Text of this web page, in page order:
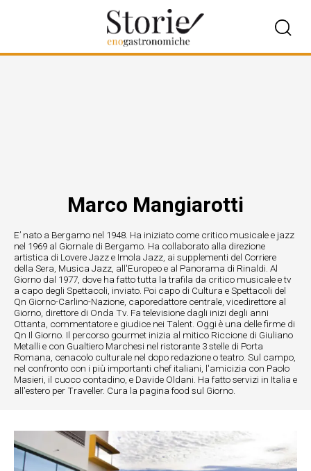
Marco Mangiarotti
E’ nato a Bergamo nel 1948. Ha iniziato come critico musicale e jazz
nel 1969 al Giornale di Bergamo. Ha collaborato alla direzione
artistica di Lovere Jazz e Imola Jazz, ai supplementi del Corriere
della Sera, Musica Jazz, all'Europeo e al Panorama di Rinaldi. Al
Giorno dal 1977, dove ha fatto tutta la trafila da critico musicale e tv
a capo degli Spettacoli, inviato. Poi capo di Cultura e Spettacoli del
Qn Giorno-Carlino-Nazione, caporedattore centrale, vicedirettore al
Giorno, direttore di Onda Tv. Fa televisione dagli inizi degli anni
Ottanta, commentatore e giudice nei Talent. Oggi è una delle firme di
Qn Il Giorno. Il percorso gourmet inizia al mitico Riccione di Giuliano
Metalli e con Gualtiero Marchesi nel ristorante 3 stelle di Porta
Romana, cenacolo culturale nel dopo redazione o teatro. Sul campo,
nel confronto con i più importanti chef italiani, l'amicizia con Paolo
Masieri, il cuoco contadino, e Davide Oldani. Ha fatto servizi in Italia e
all'estero per Traveller. Cura la pagina food sul Giorno.